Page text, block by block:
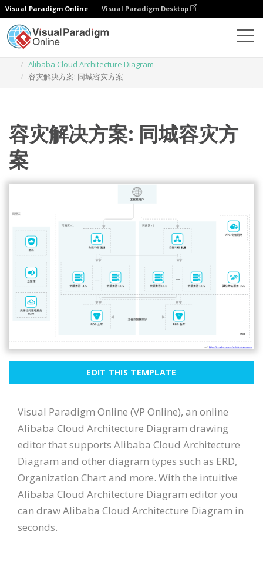
Visual Paradigm Online Visual Paradigm Desktop
Alibaba Cloud Architecture Diagram
容灾解决方案: 同城容灾方案
容灾解决方案: 同城容灾方
案
EDIT THIS TEMPLATE
Visual Paradigm Online (VP Online), an online
Alibaba Cloud Architecture Diagram drawing
editor that supports Alibaba Cloud Architecture
Diagram and other diagram types such as ERD,
Organization Chart and more. With the intuitive
Alibaba Cloud Architecture Diagram editor you
can draw Alibaba Cloud Architecture Diagram in
seconds.